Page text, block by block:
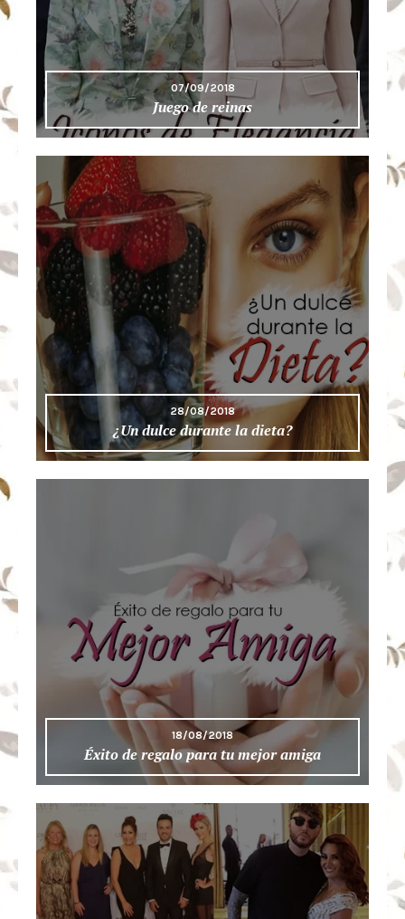
07/09/2018
Juego de reinas
28/08/2018
¿Un dulce durante la dieta?
18/08/2018
Éxito de regalo para tu mejor amiga